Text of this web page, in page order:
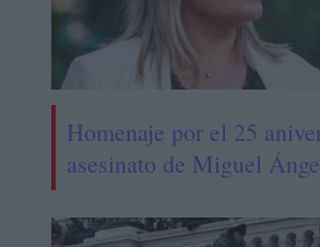
Homenaje por el 25
asesinato de Miguel